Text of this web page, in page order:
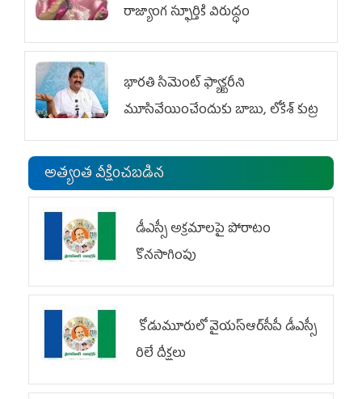
రాజ్యాంగ స్ఫూర్తికి విరుద్ధం
భారతి సిమెంట్ ఫ్యాక్టరీని
మూసివేయించేందుకు బాబు, లోకేశ్ కుట్ర
అత్యంత వీక్షించబడిన
డీఎస్సీ అక్రమాలపై పోరాటం
కొనసాగింపు
కోడుమూరులో వైయ‌స్ఆర్‌సీపీ డీఎస్సీ
రిలే దీక్షలు